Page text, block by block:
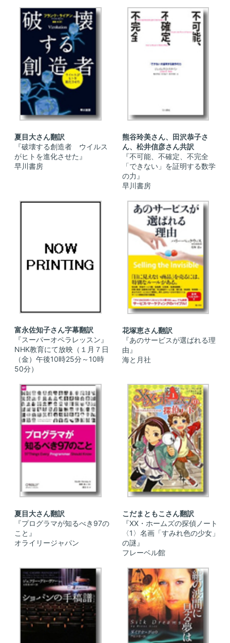
夏目大さん翻訳
『破壊する創造者 ウイルス
がヒトを進化させた』
早川書房
熊谷玲美さん、田沢恭子さ
ん、松井信彦さん共訳
『不可能、不確定、不完全
「できない」を証明する数学
の力』
早川書房
富永佐知子さん字幕翻訳
『スーパーオペラレッスン』
NHK教育にて放映（１月７日
（金）午後10時25分～10時
50分）
花塚恵さん翻訳
『あのサービスが選ばれる理
由』
海と月社
夏目大さん翻訳
『プログラマが知るべき97の
こと』
オライリージャパン
こだまともこさん翻訳
『XX・ホームズの探偵ノート
〈1〉名画「すみれ色の少女」
の謎』
フレーベル館